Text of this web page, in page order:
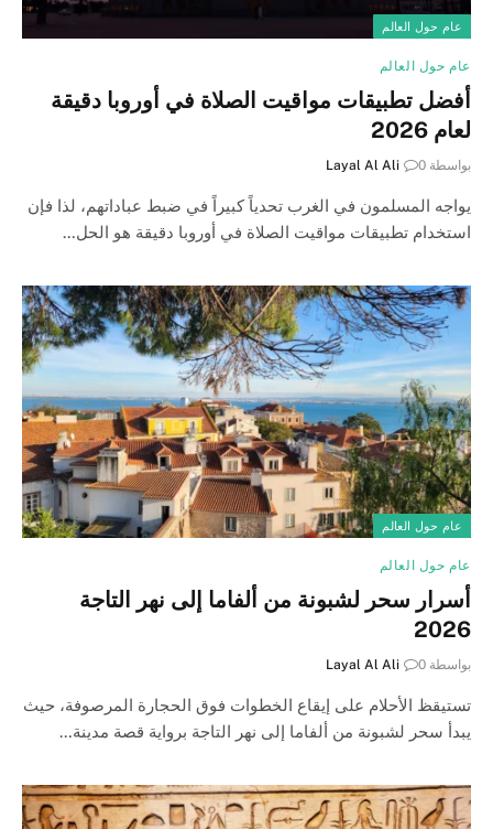
عام حول العالم
عام حول العالم
أفضل تطبيقات مواقيت الصلاة في أوروبا دقيقة
لعام 2026
بواسطة Layal Al Ali 0
يواجه المسلمون في الغرب تحدياً كبيراً في ضبط عباداتهم، لذا فإن
استخدام تطبيقات مواقيت الصلاة في أوروبا دقيقة هو الحل…
عام حول العالم
عام حول العالم
أسرار سحر لشبونة من ألفاما إلى نهر التاجة
2026
بواسطة Layal Al Ali 0
تستيقظ الأحلام على إيقاع الخطوات فوق الحجارة المرصوفة، حيث
يبدأ سحر لشبونة من ألفاما إلى نهر التاجة برواية قصة مدينة…